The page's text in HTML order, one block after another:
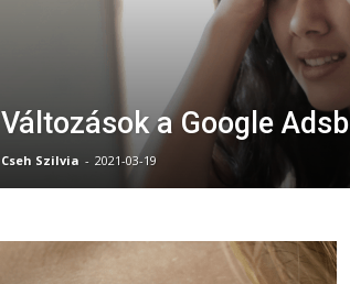
Változások a Google
Cseh Szilvia - 2021-03-19